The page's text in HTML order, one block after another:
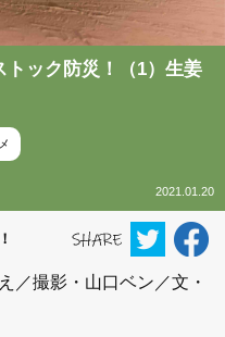
ック防災！（1）生姜
2021.01.20
／撮影・山口ベン／文・